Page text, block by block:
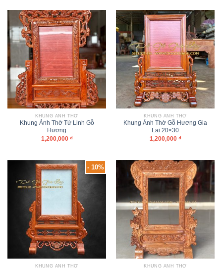
KHUNG ẢNH THỜ
Khung Ảnh Thờ Tứ Linh Gỗ
Hương
1,200,000 ₫
KHUNG ẢNH THỜ
Khung Ảnh Thờ Gỗ Hương Gia
Lai 20×30
1,200,000 ₫
- 10%
KHUNG ẢNH THỜ KHUNG ẢNH THỜ